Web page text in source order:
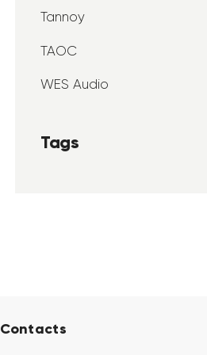
Tannoy
TAOC
WES Audio
Tags
Contacts